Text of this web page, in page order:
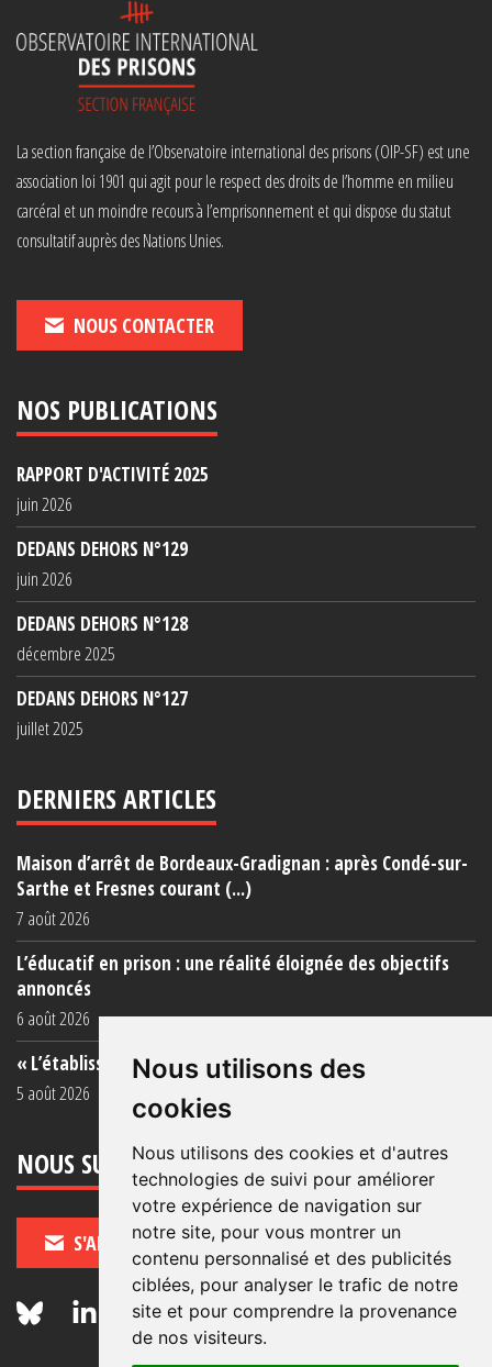
Nous utilisons des
cookies
Nous utilisons des cookies et d'autres
technologies de suivi pour améliorer
votre expérience de navigation sur
notre site, pour vous montrer un
contenu personnalisé et des publicités
ciblées, pour analyser le trafic de notre
site et pour comprendre la provenance
de nos visiteurs.
La section française de l’Observatoire international des prisons (OIP-SF) est une
association loi 1901 qui agit pour le respect des droits de l’homme en milieu
carcéral et un moindre recours à l’emprisonnement et qui dispose du statut
consultatif auprès des Nations Unies.
NOUS CONTACTER
NOS PUBLICATIONS
RAPPORT D'ACTIVITÉ 2025
juin 2026
DEDANS DEHORS N°129
juin 2026
DEDANS DEHORS N°128
décembre 2025
DEDANS DEHORS N°127
juillet 2025
DERNIERS ARTICLES
Maison d’arrêt de Bordeaux-Gradignan : après Condé-sur-
Sarthe et Fresnes courant (...)
7 août 2026
L’éducatif en prison : une réalité éloignée des objectifs
annoncés
6 août 2026
« L’établissement est une porcherie totale »
5 août 2026
NOUS SUIVRE
S'ABONNER